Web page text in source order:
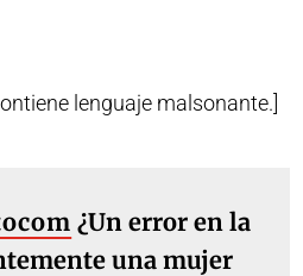
lenguaje malsonante.]
¿Un error en la
una mujer